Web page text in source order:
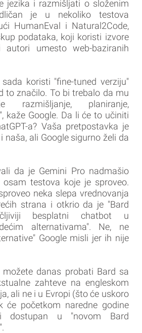
jezika i razmišljati o složenim
je u nekoliko testova
HumanEval i Natural2Code,
podataka, koji koristi izvore
autori umesto web-baziranih
koristi "fine-tuned verziju"
to značilo. To bi trebalo da mu
razmišljanje, planiranje,
kaže Google. Da li će to učiniti
a? Vaša pretpostavka je
naša, ali Google sigurno želi da
da je Gemini Pro nadmašio
osam testova koje je sproveo.
neka slepa vrednovanja
strana i otkrio da je "Bard
besplatni chatbot u
alternativama". Ne, ne
Google misli jer ih nije
možete danas probati Bard sa
zahteve na engleskom
ali ne i u Evropi (što će uskoro
će početkom naredne godine
dostupan u "novom Bard